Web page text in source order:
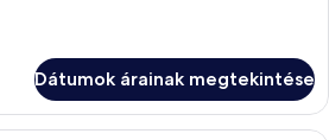
Dátumok árainak megtekintése